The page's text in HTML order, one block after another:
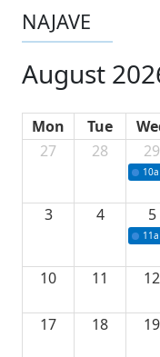
NAJAVE
August
Mon Tue
27
28 29
10a
3 4 5
11a
10 11 12
17 18 19